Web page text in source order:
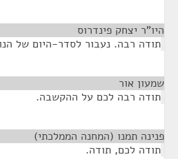
היו"ר יצחק פינדרוס
תודה רבה. נעבור לסדר-היום של
שמעון אור
תודה רבה לכם על ההקשבה.
פנינה תמנו (המחנה הממלכתי)
תודה לכם, תודה.